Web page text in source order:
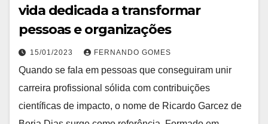
vida dedicada a transformar
pessoas e organizações
15/01/2023 FERNANDO GOMES
Quando se fala em pessoas que conseguiram unir
carreira profissional sólida com contribuições
científicas de impacto, o nome de Ricardo Garcez de